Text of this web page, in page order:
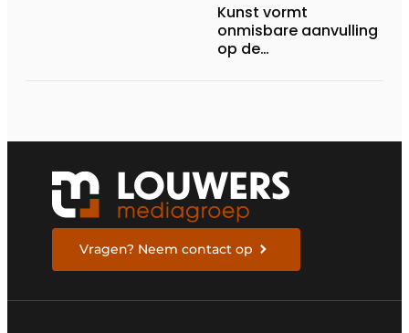
Kunst vormt
onmisbare aanvulling
op de
Vragen? Neem contact op